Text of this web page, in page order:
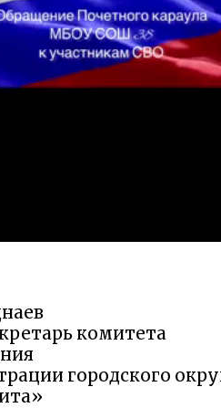
комитета
городского